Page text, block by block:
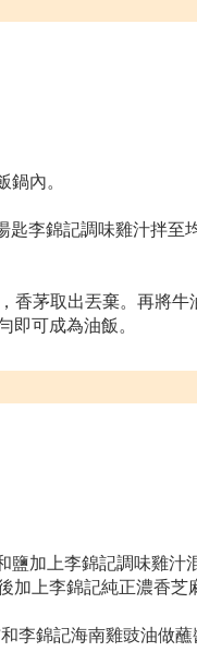
鍋內。
匙李錦記調味雞汁拌至
香茅取出丟棄。再將牛
即可成為油飯。
鹽加上李錦記調味雞汁
加上李錦記純正濃香芝
李錦記海南雞豉油做蘸